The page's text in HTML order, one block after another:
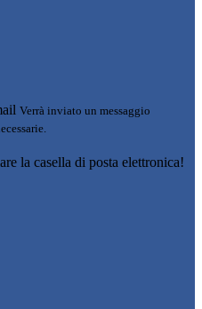
Verrà inviato un messaggio
la casella di posta elettronica!